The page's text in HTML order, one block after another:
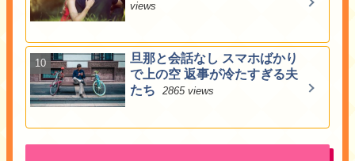
views
旦那と会話なし スマホばかり
で上の空 返事が冷たすぎる夫
たち
2865 views